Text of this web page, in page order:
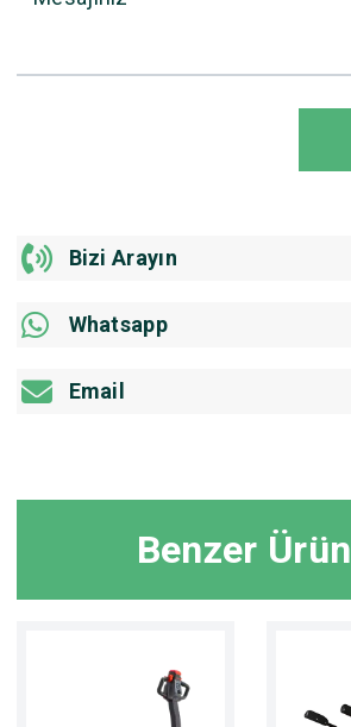
Bizi Arayın
Whatsapp
Email
Benzer